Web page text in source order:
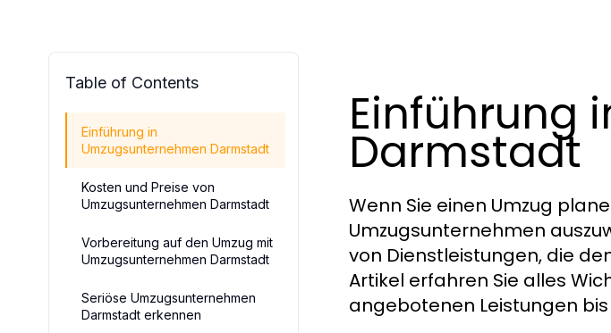
Table of Contents
Einführung in
Umzugsunternehmen Darmstadt
Kosten und Preise von
Umzugsunternehmen Darmstadt
Vorbereitung auf den Umzug mit
Umzugsunternehmen Darmstadt
Seriöse Umzugsunternehmen
Darmstadt erkennen
Einführung
Darmstadt
Wenn Sie einen Umzug
Umzugsunternehmen
von Dienstleistungen, die
Artikel erfahren Sie alles
angebotenen Leistungen bis